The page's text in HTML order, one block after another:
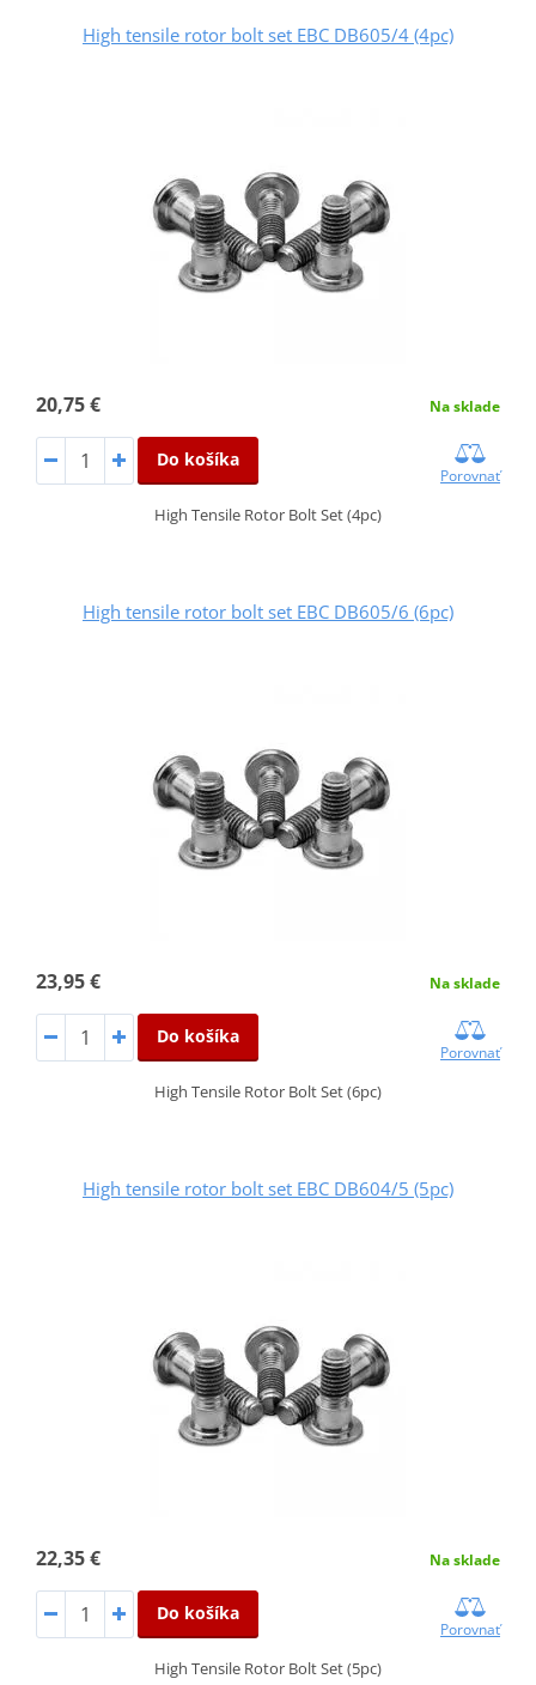
High tensile rotor bolt set EBC DB605/4 (4pc)
20,75 € Na sklade
Do košíka
Porovnať
High Tensile Rotor Bolt Set (4pc)
High tensile rotor bolt set EBC DB605/6 (6pc)
23,95 € Na sklade
Do košíka
Porovnať
High Tensile Rotor Bolt Set (6pc)
High tensile rotor bolt set EBC DB604/5 (5pc)
22,35 € Na sklade
Do košíka
Porovnať
High Tensile Rotor Bolt Set (5pc)